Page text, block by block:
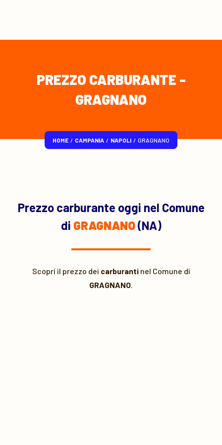
PREZZO CARBURANTE -
GRAGNANO
HOME / CAMPANIA / NAPOLI / GRAGNANO
Prezzo carburante oggi nel Comune
di GRAGNANO(NA)
Scopri il prezzo dei carburantinel Comune di
GRAGNANO.